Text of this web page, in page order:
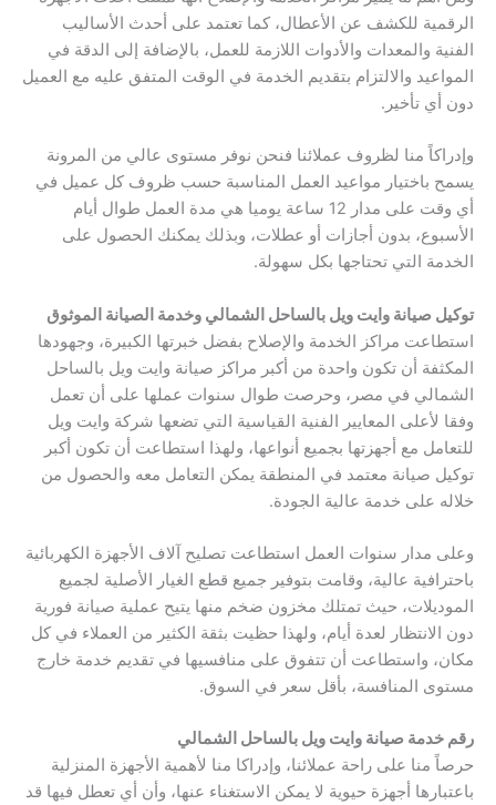
الرقمية للكشف عن الأعطال، كما تعتمد على أحدث الأساليب
الفنية والمعدات والأدوات اللازمة للعمل، بالإضافة إلى الدقة في
المواعيد والالتزام بتقديم الخدمة في الوقت المتفق عليه مع العميل
دون أي تأخير.
وإدراكاً منا لظروف عملائنا فنحن نوفر مستوى عالي من المرونة
يسمح باختيار مواعيد العمل المناسبة حسب ظروف كل عميل في
أي وقت على مدار 12 ساعة يوميا هي مدة العمل طوال أيام
الأسبوع، بدون أجازات أو عطلات، وبذلك يمكنك الحصول على
الخدمة التي تحتاجها بكل سهولة.
توكيل صيانة وايت ويل بالساحل الشمالي وخدمة الصيانة الموثوق
استطاعت مراكز الخدمة والإصلاح بفضل خبرتها الكبيرة، وجهودها
المكثفة أن تكون واحدة من أكبر مراكز صيانة وايت ويل بالساحل
الشمالي في مصر، وحرصت طوال سنوات عملها على أن تعمل
وفقا لأعلى المعايير الفنية القياسية التي تضعها شركة وايت ويل
للتعامل مع أجهزتها بجميع أنواعها، ولهذا استطاعت أن تكون أكبر
توكيل صيانة معتمد في المنطقة يمكن التعامل معه والحصول من
خلاله على خدمة عالية الجودة.
وعلى مدار سنوات العمل استطاعت تصليح آلاف الأجهزة الكهربائية
باحترافية عالية، وقامت بتوفير جميع قطع الغيار الأصلية لجميع
الموديلات، حيث تمتلك مخزون ضخم منها يتيح عملية صيانة فورية
دون الانتظار لعدة أيام، ولهذا حظيت بثقة الكثير من العملاء في كل
مكان، واستطاعت أن تتفوق على منافسيها في تقديم خدمة خارج
مستوى المنافسة، بأقل سعر في السوق.
رقم خدمة صيانة وايت ويل بالساحل الشمالي
حرصاً منا على راحة عملائنا، وإدراكا منا لأهمية الأجهزة المنزلية
باعتبارها أجهزة حيوية لا يمكن الاستغناء عنها، وأن أي تعطل فيها قد